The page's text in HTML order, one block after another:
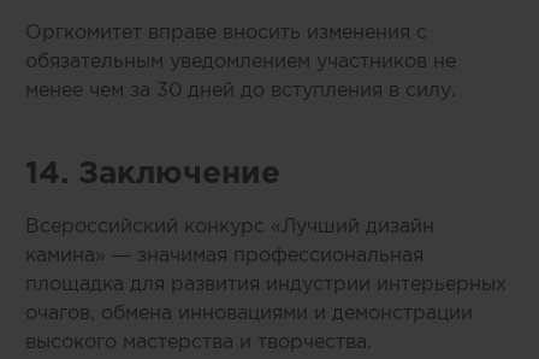
Оргкомитет вправе вносить изменения с
обязательным уведомлением участников не
менее чем за 30 дней до вступления в силу.
14. Заключение
Всероссийский конкурс «Лучший дизайн
камина» — значимая профессиональная
площадка для развития индустрии интерьерных
очагов, обмена инновациями и демонстрации
высокого мастерства и творчества.